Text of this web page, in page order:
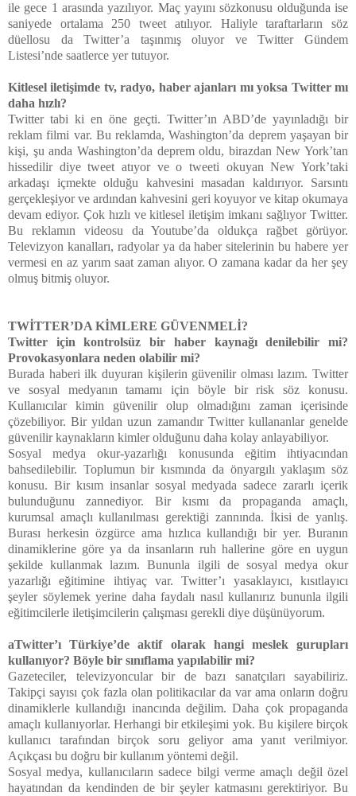
ile gece 1 arasında yazılıyor. Maç yayını sözkonusu olduğunda ise
saniyede ortalama 250 tweet atılıyor. Haliyle taraftarların söz
düellosu da Twitter’a taşınmış oluyor ve Twitter Gündem
Listesi’nde saatlerce yer tutuyor.
Kitlesel iletişimde tv, radyo, haber ajanları mı yoksa Twitter mı
daha hızlı?
Twitter tabi ki en öne geçti. Twitter’ın ABD’de yayınladığı bir
reklam filmi var. Bu reklamda, Washington’da deprem yaşayan bir
kişi, şu anda Washington’da deprem oldu, birazdan New York’tan
hissedilir diye tweet atıyor ve o tweeti okuyan New York’taki
arkadaşı içmekte olduğu kahvesini masadan kaldırıyor. Sarsıntı
gerçekleşiyor ve ardından kahvesini geri koyuyor ve kitap okumaya
devam ediyor. Çok hızlı ve kitlesel iletişim imkanı sağlıyor Twitter.
Bu reklamın videosu da Youtube’da oldukça rağbet görüyor.
Televizyon kanalları, radyolar ya da haber sitelerinin bu habere yer
vermesi en az yarım saat zaman alıyor. O zamana kadar da her şey
olmuş bitmiş oluyor.
TWİTTER’DA KİMLERE GÜVENMELİ?
Twitter için kontrolsüz bir haber kaynağı denilebilir mi?
Provokasyonlara neden olabilir mi?
Burada haberi ilk duyuran kişilerin güvenilir olması lazım. Twitter
ve sosyal medyanın tamamı için böyle bir risk söz konusu.
Kullanıcılar kimin güvenilir olup olmadığını zaman içerisinde
çözebiliyor. Bir yıldan uzun zamandır Twitter kullananlar genelde
güvenilir kaynakların kimler olduğunu daha kolay anlayabiliyor.
Sosyal medya okur-yazarlığı konusunda eğitim ihtiyacından
bahsedilebilir. Toplumun bir kısmında da önyargılı yaklaşım söz
konusu. Bir kısım insanlar sosyal medyada sadece zararlı içerik
bulunduğunu zannediyor. Bir kısmı da propaganda amaçlı,
kurumsal amaçlı kullanılması gerektiği zannında. İkisi de yanlış.
Burası herkesin özgürce ama hızlıca kullandığı bir yer. Buranın
dinamiklerine göre ya da insanların ruh hallerine göre en uygun
şekilde kullanmak lazım. Bununla ilgili de sosyal medya okur
yazarlığı eğitimine ihtiyaç var. Twitter’ı yasaklayıcı, kısıtlayıcı
şeyler söylemek yerine daha faydalı nasıl kullanırız bununla ilgili
eğitimcilerle iletişimcilerin çalışması gerekli diye düşünüyorum.
aTwitter’ı Türkiye’de aktif olarak hangi meslek gurupları
kullanıyor? Böyle bir sınıflama yapılabilir mi?
Gazeteciler, televizyoncular bir de bazı sanatçıları sayabiliriz.
Takipçi sayısı çok fazla olan politikacılar da var ama onların doğru
dinamiklerle kullandığı inancında değilim. Daha çok propaganda
amaçlı kullanıyorlar. Herhangi bir etkileşimi yok. Bu kişilere birçok
kullanıcı tarafından birçok soru geliyor ama yanıt verilmiyor.
Açıkçası bu doğru bir kullanım yöntemi değil.
Sosyal medya, kullanıcıların sadece bilgi verme amaçlı değil özel
hayatından da kendinden de bir şeyler katmasını gerektiriyor. Bu